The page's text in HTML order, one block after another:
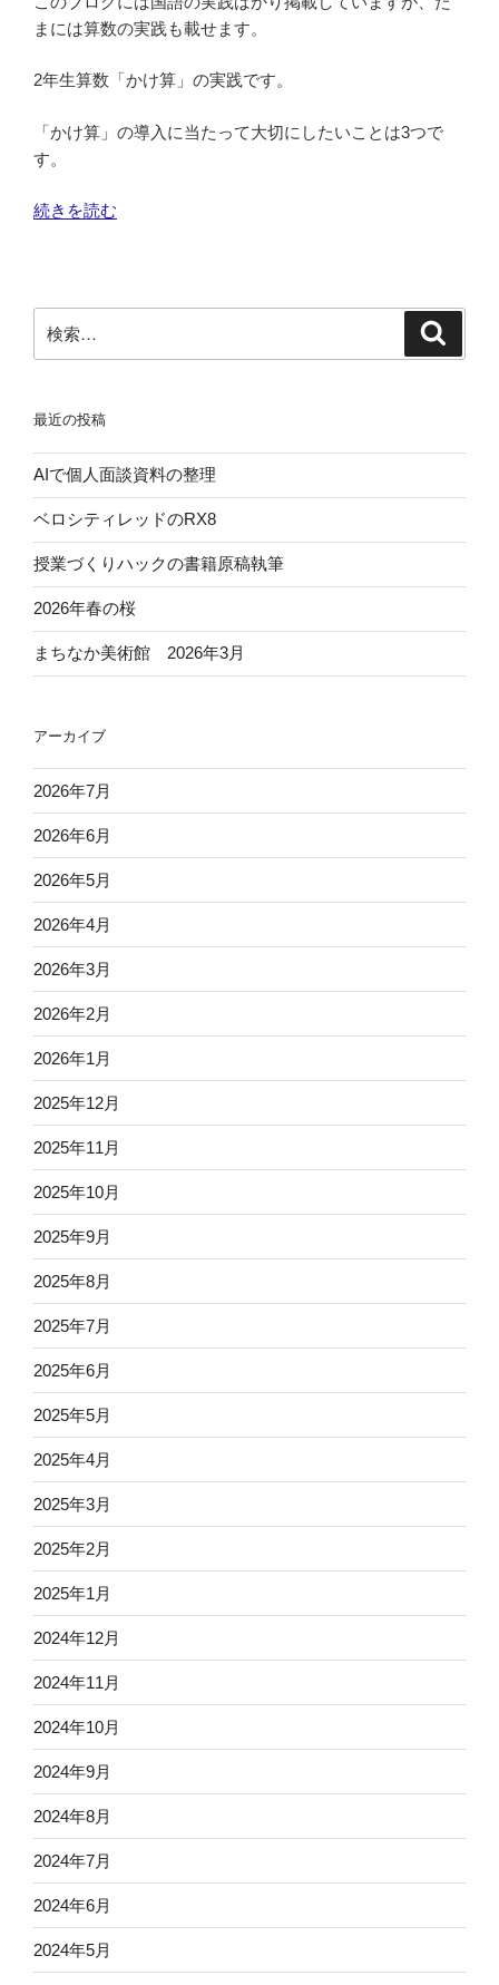
まには算数の実践も載せます。
2年生算数「かけ算」の実践です。
「かけ算」の導入に当たって大切にしたいことは3つで
す。
“2
数
「か
導
入
期
の
指
導
で
大
切
に
い
こ
と
案・
ワ
ー
ー
ト
あ
続きを読む
索:
最近の投稿
AIで個人面談資料の整理
ベロシティレッドのRX8
授業づくりハックの書籍原稿執筆
2026年春の桜
まちなか美術館 2026年3月
アーカイブ
2026年7月
2026年6月
2026年5月
2026年4月
2026年3月
2026年2月
2026年1月
2025年12月
2025年11月
2025年10月
2025年9月
2025年8月
2025年7月
2025年6月
2025年5月
2025年4月
2025年3月
2025年2月
2025年1月
2024年12月
2024年11月
2024年10月
2024年9月
2024年8月
2024年7月
2024年6月
2024年5月